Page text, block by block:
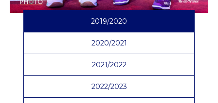
2019/2020
2020/2021
2021/2022
2022/2023